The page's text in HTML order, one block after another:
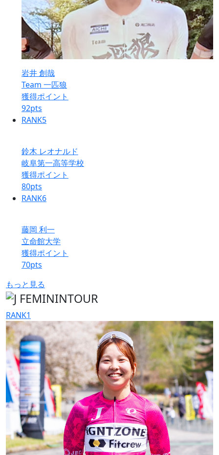
岩井 創哉
Team 一匹狼
獲得ポイント
92pts
RANK5
鈴木 レオナルド
岐阜第一高等学校
獲得ポイント
80pts
RANK6
藤岡 利一
立命館大学
獲得ポイント
70pts
もっと見る
RANK1